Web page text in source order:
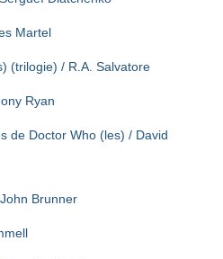
Martel
(trilogie) / R.A. Salvatore
Ryan
de Doctor Who (les) / David
Brunner